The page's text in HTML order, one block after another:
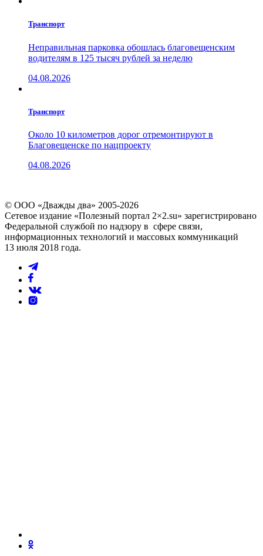
Транспорт
Неправильная парковка обошлась благовещенским
водителям в 125 тысяч рублей за неделю
04.08.2026
Транспорт
Около 10 километров дорог отремонтируют в
Благовещенске по нацпроекту
04.08.2026
© ООО «Дважды два» 2005-2026
Сетевое издание «Полезный портал 2×2.su» зарегистрировано
Федеральной службой по надзору в сфере связи,
информационных технологий и массовых коммуникаций
13 июля 2018 года.